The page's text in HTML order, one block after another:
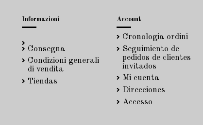
Informazioni
Consegna
Condizioni generali
di vendita
Tiendas
Account
Cronologia ordini
Seguimiento de
pedidos de clientes
invitados
Mi cuenta
Direcciones
Accesso